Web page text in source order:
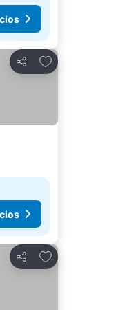
Compartir
Agregar a favoritos
Compartir
Agregar a favoritos